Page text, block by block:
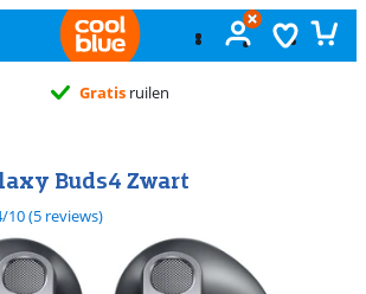
Gratis ruilen
Buds4 Zwart
de 10, gebaseerd op 5 reviews.
/10(5 reviews)